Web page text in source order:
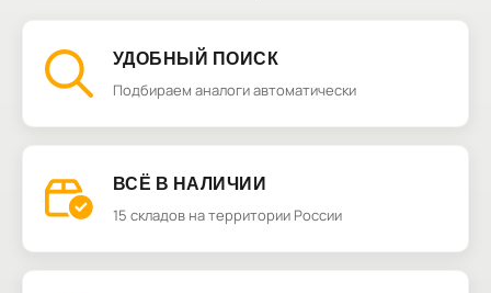
УДОБНЫЙ ПОИСК
Подбираем аналоги автоматически
ВСЁ В НАЛИЧИИ
15 складов на территории России